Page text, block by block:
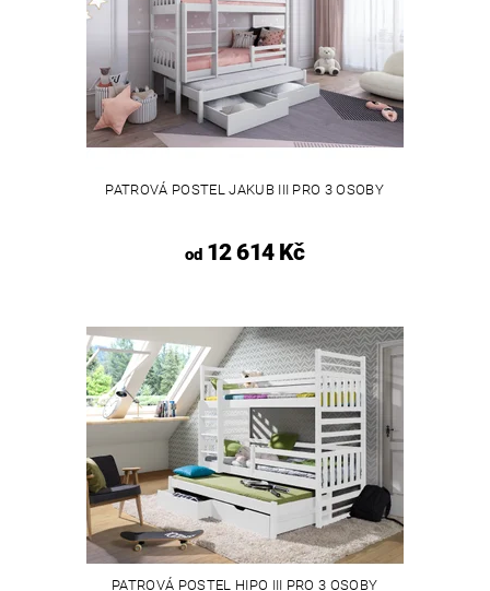
PATROVÁ POSTEL JAKUB III PRO 3 OSOBY
od12 614 Kč
PATROVÁ POSTEL HIPO III PRO 3 OSOBY